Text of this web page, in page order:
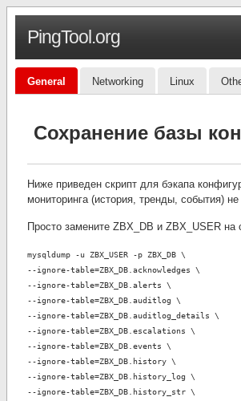
PingTool.org
General Networking Linux
Сохранение базы
Ниже приведен скрипт для бэкапа
мониторинга (история, тренды, события)
Просто замените ZBX_DB и ZBX_USER
mysqldump -u ZBX_USER -p ZBX_DB \
--ignore-table=ZBX_DB.acknowledges \
--ignore-table=ZBX_DB.alerts \
--ignore-table=ZBX_DB.auditlog \
--ignore-table=ZBX_DB.auditlog_details \
--ignore-table=ZBX_DB.escalations \
--ignore-table=ZBX_DB.events \
--ignore-table=ZBX_DB.history \
--ignore-table=ZBX_DB.history_log \
--ignore-table=ZBX_DB.history_str \